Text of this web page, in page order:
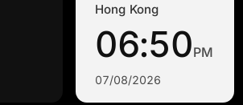
Hong Kong
06:50PM
07/08/2026